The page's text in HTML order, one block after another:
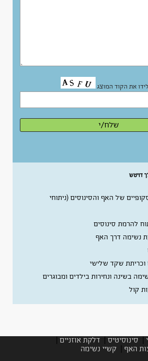
הקוד המוצג
של האף והסינוסים (ניתוחי
סינוסים
דרך האף
שקד שלישי
ונחירות בילדים ומבוגרים
|דלקת אוזניים|
|קשיי נשימה